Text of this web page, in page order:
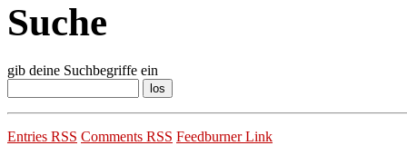
Suche
gib deine Suchbegriffe ein
Entries RSS Comments RSS Feedburner Link